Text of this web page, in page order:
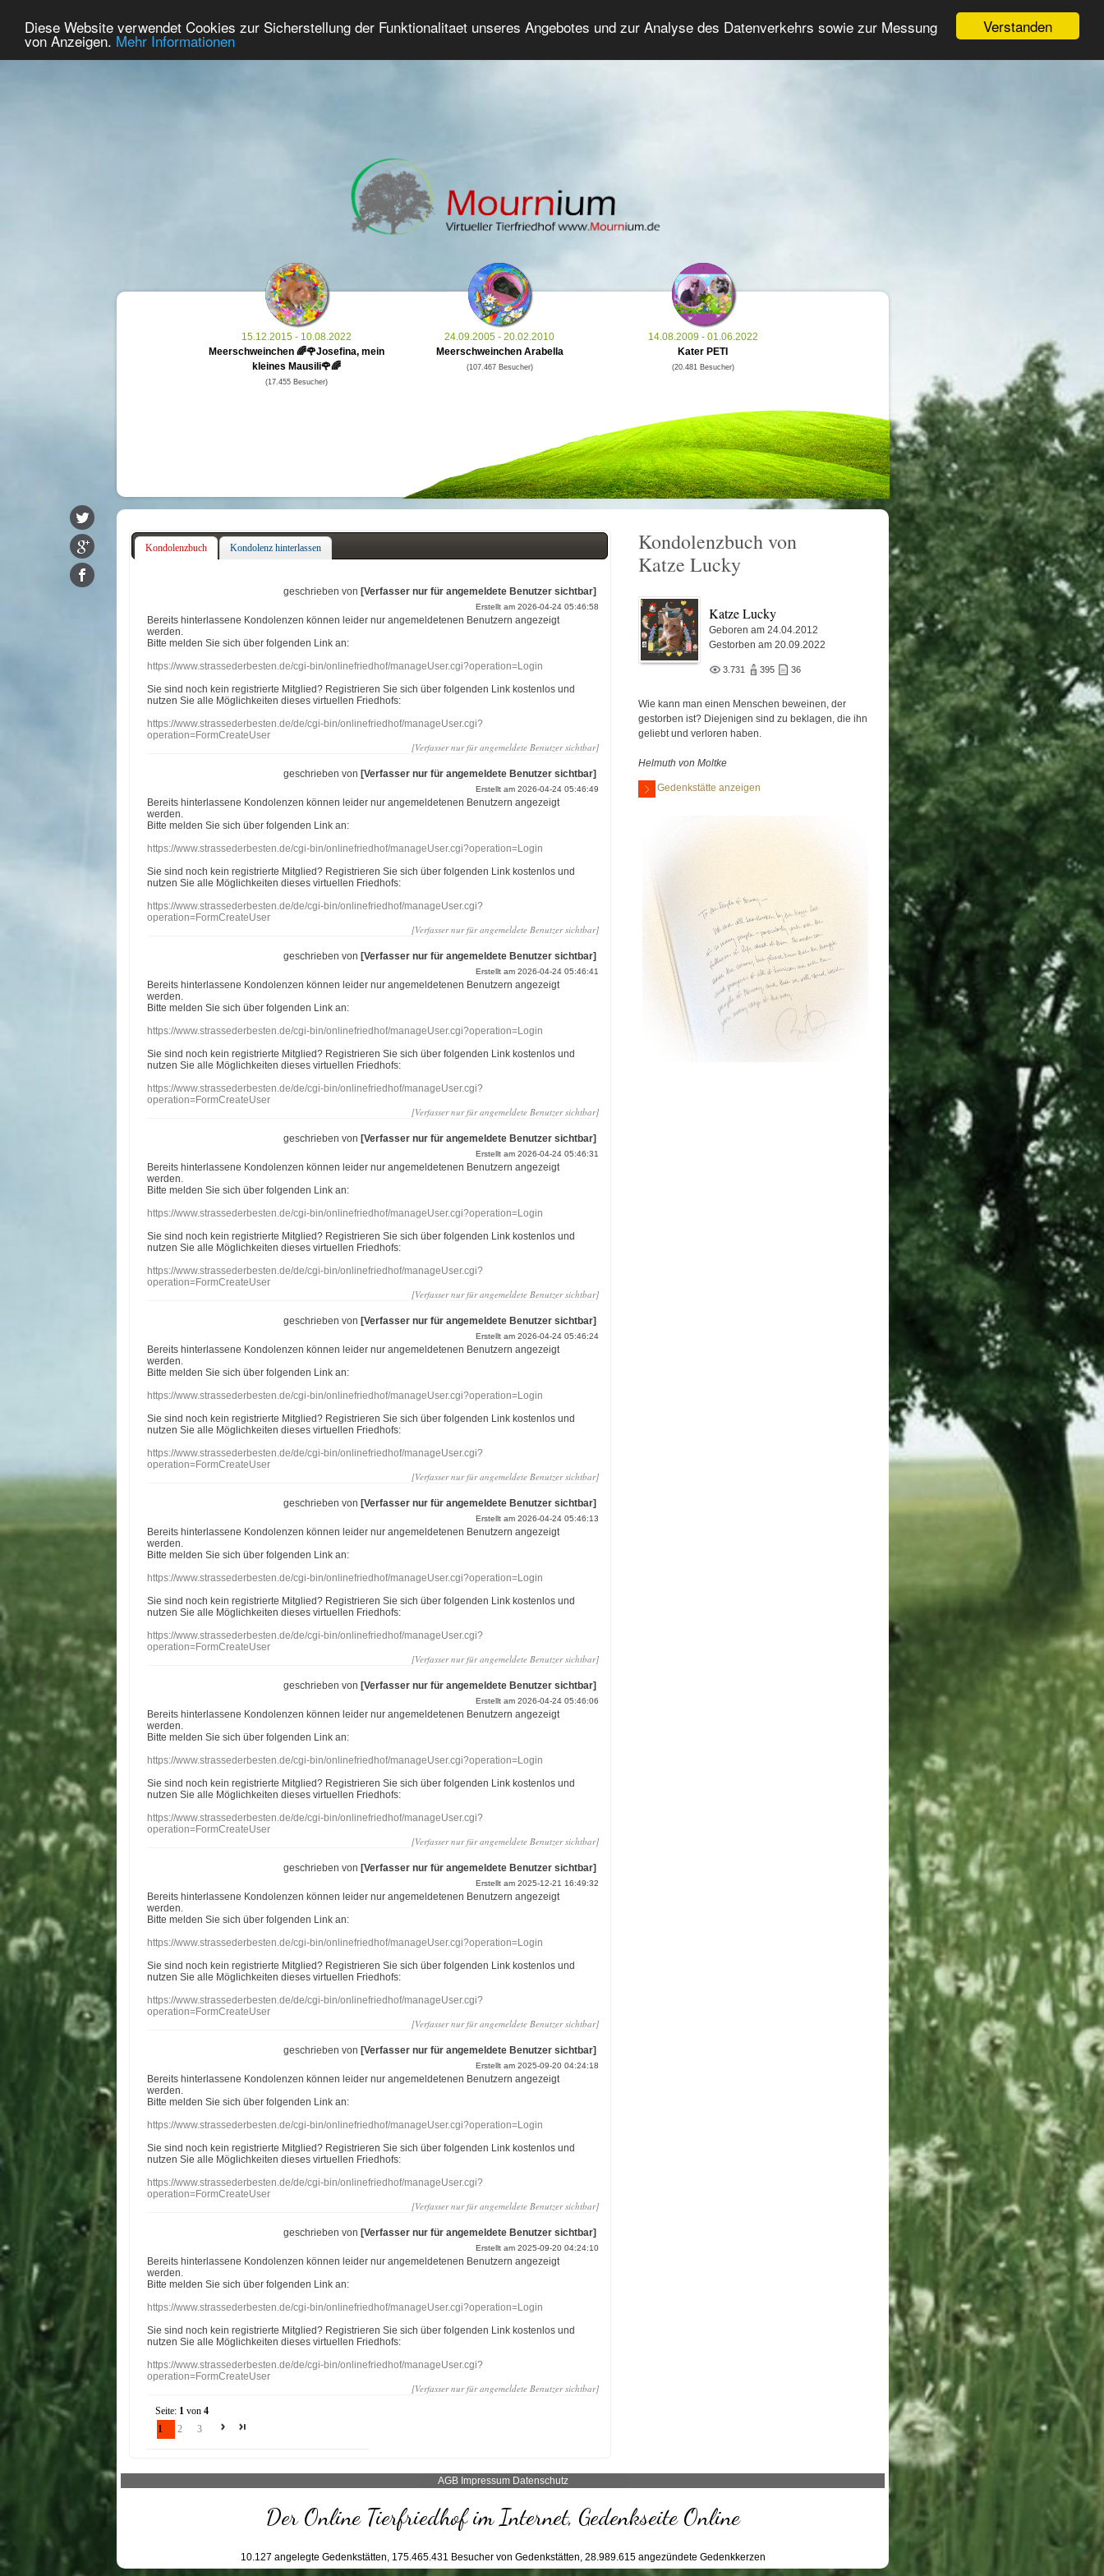
Verstanden
Diese Website verwendet Cookies zur Sicherstellung der Funktionalitaet unseres Angebotes und zur Analyse des Datenverkehrs sowie zur Messung
von Anzeigen. Mehr Informationen
Home Premium Gedenken Tierforum Erweiterte Suche Anmelden
15.12.2015 - 10.08.2022
Meerschweinchen 🌈🌹Josefina, mein
kleines Mausili🌹🌈
(17.455 Besucher)
24.09.2005 - 20.02.2010
Meerschweinchen Arabella
(107.467 Besucher)
14.08.2009 - 01.06.2022
Kater PETI
(20.481 Besucher)
Kondolenzbuch Kondolenz hinterlassen
geschrieben von[Verfasser nur für angemeldete Benutzer sichtbar]
Erstellt am 2026-04-24 05:46:58
Bereits hinterlassene Kondolenzen können leider nur angemeldetenen Benutzern angezeigt
werden.
Bitte melden Sie sich über folgenden Link an:
https://www.strassederbesten.de/cgi-bin/onlinefriedhof/manageUser.cgi?operation=Login
Sie sind noch kein registrierte Mitglied? Registrieren Sie sich über folgenden Link kostenlos und
nutzen Sie alle Möglichkeiten dieses virtuellen Friedhofs:
https://www.strassederbesten.de/de/cgi-bin/onlinefriedhof/manageUser.cgi?
operation=FormCreateUser
[Verfasser nur für angemeldete Benutzer sichtbar]
geschrieben von[Verfasser nur für angemeldete Benutzer sichtbar]
Erstellt am 2026-04-24 05:46:49
Bereits hinterlassene Kondolenzen können leider nur angemeldetenen Benutzern angezeigt
werden.
Bitte melden Sie sich über folgenden Link an:
https://www.strassederbesten.de/cgi-bin/onlinefriedhof/manageUser.cgi?operation=Login
Sie sind noch kein registrierte Mitglied? Registrieren Sie sich über folgenden Link kostenlos und
nutzen Sie alle Möglichkeiten dieses virtuellen Friedhofs:
https://www.strassederbesten.de/de/cgi-bin/onlinefriedhof/manageUser.cgi?
operation=FormCreateUser
[Verfasser nur für angemeldete Benutzer sichtbar]
geschrieben von[Verfasser nur für angemeldete Benutzer sichtbar]
Erstellt am 2026-04-24 05:46:41
Bereits hinterlassene Kondolenzen können leider nur angemeldetenen Benutzern angezeigt
werden.
Bitte melden Sie sich über folgenden Link an:
https://www.strassederbesten.de/cgi-bin/onlinefriedhof/manageUser.cgi?operation=Login
Sie sind noch kein registrierte Mitglied? Registrieren Sie sich über folgenden Link kostenlos und
nutzen Sie alle Möglichkeiten dieses virtuellen Friedhofs:
https://www.strassederbesten.de/de/cgi-bin/onlinefriedhof/manageUser.cgi?
operation=FormCreateUser
[Verfasser nur für angemeldete Benutzer sichtbar]
geschrieben von[Verfasser nur für angemeldete Benutzer sichtbar]
Erstellt am 2026-04-24 05:46:31
Bereits hinterlassene Kondolenzen können leider nur angemeldetenen Benutzern angezeigt
werden.
Bitte melden Sie sich über folgenden Link an:
https://www.strassederbesten.de/cgi-bin/onlinefriedhof/manageUser.cgi?operation=Login
Sie sind noch kein registrierte Mitglied? Registrieren Sie sich über folgenden Link kostenlos und
nutzen Sie alle Möglichkeiten dieses virtuellen Friedhofs:
https://www.strassederbesten.de/de/cgi-bin/onlinefriedhof/manageUser.cgi?
operation=FormCreateUser
[Verfasser nur für angemeldete Benutzer sichtbar]
geschrieben von[Verfasser nur für angemeldete Benutzer sichtbar]
Erstellt am 2026-04-24 05:46:24
Bereits hinterlassene Kondolenzen können leider nur angemeldetenen Benutzern angezeigt
werden.
Bitte melden Sie sich über folgenden Link an:
https://www.strassederbesten.de/cgi-bin/onlinefriedhof/manageUser.cgi?operation=Login
Sie sind noch kein registrierte Mitglied? Registrieren Sie sich über folgenden Link kostenlos und
nutzen Sie alle Möglichkeiten dieses virtuellen Friedhofs:
https://www.strassederbesten.de/de/cgi-bin/onlinefriedhof/manageUser.cgi?
operation=FormCreateUser
[Verfasser nur für angemeldete Benutzer sichtbar]
geschrieben von[Verfasser nur für angemeldete Benutzer sichtbar]
Erstellt am 2026-04-24 05:46:13
Bereits hinterlassene Kondolenzen können leider nur angemeldetenen Benutzern angezeigt
werden.
Bitte melden Sie sich über folgenden Link an:
https://www.strassederbesten.de/cgi-bin/onlinefriedhof/manageUser.cgi?operation=Login
Sie sind noch kein registrierte Mitglied? Registrieren Sie sich über folgenden Link kostenlos und
nutzen Sie alle Möglichkeiten dieses virtuellen Friedhofs:
https://www.strassederbesten.de/de/cgi-bin/onlinefriedhof/manageUser.cgi?
operation=FormCreateUser
[Verfasser nur für angemeldete Benutzer sichtbar]
geschrieben von[Verfasser nur für angemeldete Benutzer sichtbar]
Erstellt am 2026-04-24 05:46:06
Bereits hinterlassene Kondolenzen können leider nur angemeldetenen Benutzern angezeigt
werden.
Bitte melden Sie sich über folgenden Link an:
https://www.strassederbesten.de/cgi-bin/onlinefriedhof/manageUser.cgi?operation=Login
Sie sind noch kein registrierte Mitglied? Registrieren Sie sich über folgenden Link kostenlos und
nutzen Sie alle Möglichkeiten dieses virtuellen Friedhofs:
https://www.strassederbesten.de/de/cgi-bin/onlinefriedhof/manageUser.cgi?
operation=FormCreateUser
[Verfasser nur für angemeldete Benutzer sichtbar]
geschrieben von[Verfasser nur für angemeldete Benutzer sichtbar]
Erstellt am 2025-12-21 16:49:32
Bereits hinterlassene Kondolenzen können leider nur angemeldetenen Benutzern angezeigt
werden.
Bitte melden Sie sich über folgenden Link an:
https://www.strassederbesten.de/cgi-bin/onlinefriedhof/manageUser.cgi?operation=Login
Sie sind noch kein registrierte Mitglied? Registrieren Sie sich über folgenden Link kostenlos und
nutzen Sie alle Möglichkeiten dieses virtuellen Friedhofs:
https://www.strassederbesten.de/de/cgi-bin/onlinefriedhof/manageUser.cgi?
operation=FormCreateUser
[Verfasser nur für angemeldete Benutzer sichtbar]
geschrieben von[Verfasser nur für angemeldete Benutzer sichtbar]
Erstellt am 2025-09-20 04:24:18
Bereits hinterlassene Kondolenzen können leider nur angemeldetenen Benutzern angezeigt
werden.
Bitte melden Sie sich über folgenden Link an:
https://www.strassederbesten.de/cgi-bin/onlinefriedhof/manageUser.cgi?operation=Login
Sie sind noch kein registrierte Mitglied? Registrieren Sie sich über folgenden Link kostenlos und
nutzen Sie alle Möglichkeiten dieses virtuellen Friedhofs:
https://www.strassederbesten.de/de/cgi-bin/onlinefriedhof/manageUser.cgi?
operation=FormCreateUser
[Verfasser nur für angemeldete Benutzer sichtbar]
geschrieben von[Verfasser nur für angemeldete Benutzer sichtbar]
Erstellt am 2025-09-20 04:24:10
Bereits hinterlassene Kondolenzen können leider nur angemeldetenen Benutzern angezeigt
werden.
Bitte melden Sie sich über folgenden Link an:
https://www.strassederbesten.de/cgi-bin/onlinefriedhof/manageUser.cgi?operation=Login
Sie sind noch kein registrierte Mitglied? Registrieren Sie sich über folgenden Link kostenlos und
nutzen Sie alle Möglichkeiten dieses virtuellen Friedhofs:
https://www.strassederbesten.de/de/cgi-bin/onlinefriedhof/manageUser.cgi?
operation=FormCreateUser
[Verfasser nur für angemeldete Benutzer sichtbar]
Seite: 1 von4
1
2 3
Kondolenzbuch von
Katze Lucky
Katze Lucky
Geboren am 24.04.2012
Gestorben am 20.09.2022
3.731 395 36
Wie kann man einen Menschen beweinen, der
gestorben ist? Diejenigen sind zu beklagen, die ihn
geliebt und verloren haben.
Helmuth von Moltke
Gedenkstätte anzeigen
AGB Impressum Datenschutz
Der Online Tierfriedhof im Internet, Gedenkseite Online
10.127 angelegte Gedenkstätten, 175.465.431 Besucher von Gedenkstätten, 28.989.615angezündete Gedenkkerzen